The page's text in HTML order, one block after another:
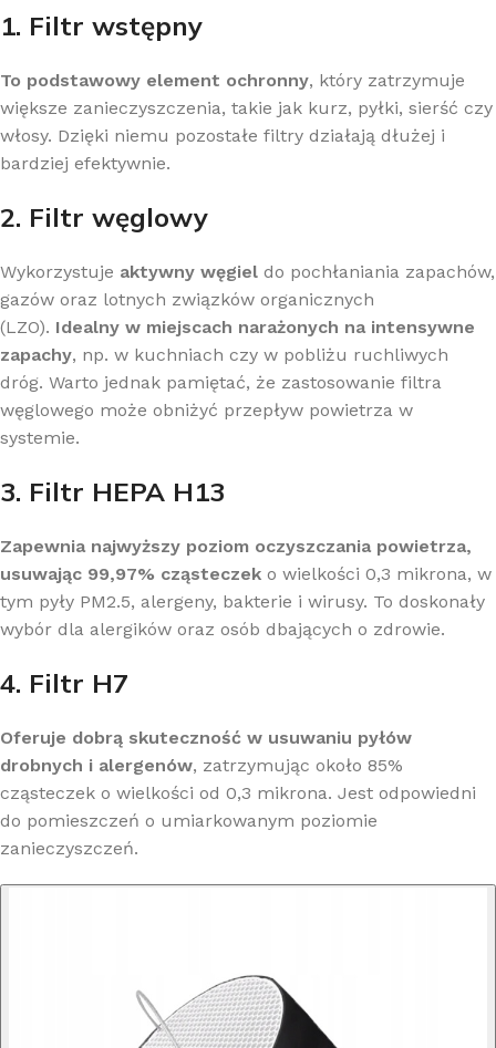
1. Filtr wstępny
To podstawowy element ochronny, który zatrzymuje
większe zanieczyszczenia, takie jak kurz, pyłki, sierść czy
włosy. Dzięki niemu pozostałe filtry działają dłużej i
bardziej efektywnie.
2. Filtr węglowy
Wykorzystuje aktywny węgiel do pochłaniania zapachów,
gazów oraz lotnych związków organicznych
(LZO). Idealny w miejscach narażonych na intensywne
zapachy, np. w kuchniach czy w pobliżu ruchliwych
dróg. Warto jednak pamiętać, że zastosowanie filtra
węglowego może obniżyć przepływ powietrza w
systemie.
3. Filtr HEPA H13
Zapewnia najwyższy poziom oczyszczania powietrza,
usuwając 99,97% cząsteczek o wielkości 0,3 mikrona, w
tym pyły PM2.5, alergeny, bakterie i wirusy. To doskonały
wybór dla alergików oraz osób dbających o zdrowie.
4. Filtr H7
Oferuje dobrą skuteczność w usuwaniu pyłów
drobnych i alergenów, zatrzymując około 85%
cząsteczek o wielkości od 0,3 mikrona. Jest odpowiedni
do pomieszczeń o umiarkowanym poziomie
zanieczyszczeń.